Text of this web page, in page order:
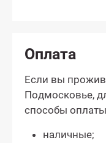
Оплата
Если вы
Подмосковье,
способы
наличные;